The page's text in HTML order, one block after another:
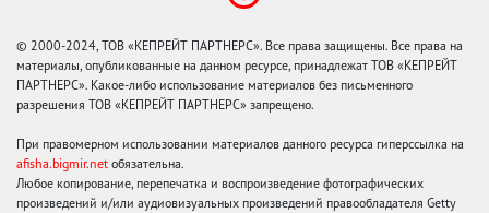
© 2000-2024, ТОВ «КЕПРЕЙТ ПАРТНЕРС». Все права защищены. Все права на
материалы, опубликованные на данном ресурсе, принадлежат ТОВ «КЕПРЕЙТ
ПАРТНЕРС». Какое-либо использование материалов без письменного
разрешения ТОВ «КЕПРЕЙТ ПАРТНЕРС» запрещено.
При правомерном использовании материалов данного ресурса гиперссылка на
afisha.bigmir.net обязательна.
Любое копирование, перепечатка и воспроизведение фотографических
произведений и/или аудиовизуальных произведений правообладателя Getty